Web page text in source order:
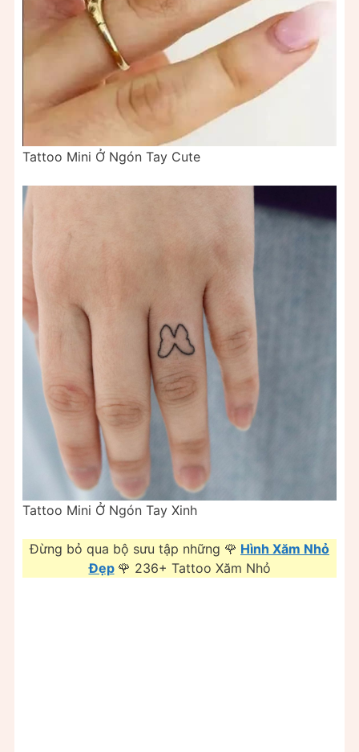
Tattoo Mini Ở Ngón Tay Cute
Tattoo Mini Ở Ngón Tay Xinh
Đừng bỏ qua bộ sưu tập những 🌹 Hình Xăm Nhỏ
Đẹp 🌹 236+ Tattoo Xăm Nhỏ